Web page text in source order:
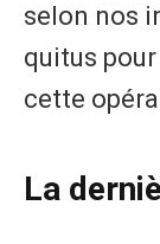
selon nos
quitus
cette
La